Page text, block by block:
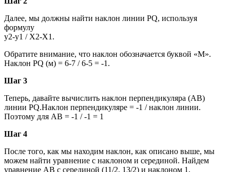
Далее, мы должны найти наклон линии PQ, используя
формулу
y2-y1 / X2-X1.
Обратите внимание, что наклон обозначается буквой «М».
Наклон PQ (м) = 6-7 / 6-5 = -1.
Шаг 3
Теперь, давайте вычислить наклон перпендикуляра (AB)
линии PQ.Наклон перпендикуляре = -1 / наклон линии.
Поэтому для AB = -1 / -1 = 1
Шаг 4
После того, как мы находим наклон, как описано выше, мы
можем найти уравнение с наклоном и серединой. Найдем
уравнение АВ с серединой (11/2, 13/2) и наклоном 1.